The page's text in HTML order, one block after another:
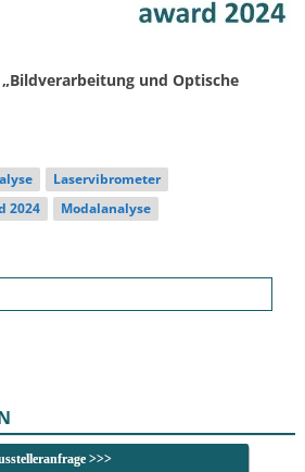
und Optische
Laservibrometer
2024
Modalanalyse
>>>